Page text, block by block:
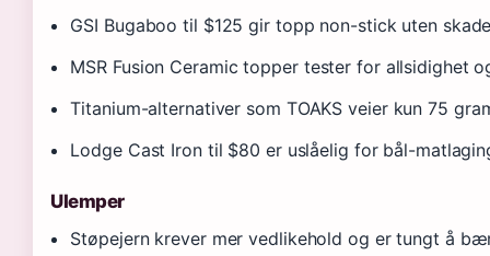
GSI Bugaboo til $125 gir topp non-stick uten
MSR Fusion Ceramic topper tester for allsidighet
Titanium-alternativer som TOAKS veier kun 75
Lodge Cast Iron til $80 er uslåelig for bål-
Ulemper
Støpejern krever mer vedlikehold og er tungt å